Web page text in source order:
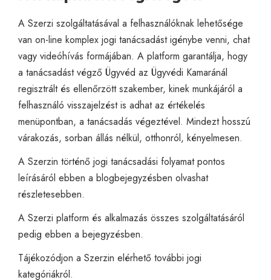
A Szerzi szolgáltatásával a felhasználóknak lehetősége
van on-line komplex jogi tanácsadást igénybe venni, chat
vagy videóhívás formájában. A platform garantálja, hogy
a tanácsadást végző Ügyvéd az Ügyvédi Kamaránál
regisztrált és ellenőrzött szakember, kinek munkájáról a
felhasználó visszajelzést is adhat az értékelés
menüpontban, a tanácsadás végeztével. Mindezt hosszú
várakozás, sorban állás nélkül, otthonról, kényelmesen.
A Szerzin történő jogi tanácsadási folyamat pontos
leírásáról ebben a blogbejegyzésben olvashat
részletesebben.
A Szerzi platform és alkalmazás összes szolgáltatásáról
pedig ebben a bejegyzésben.
Tájékozódjon a Szerzin elérhető további jogi
kategóriákról.